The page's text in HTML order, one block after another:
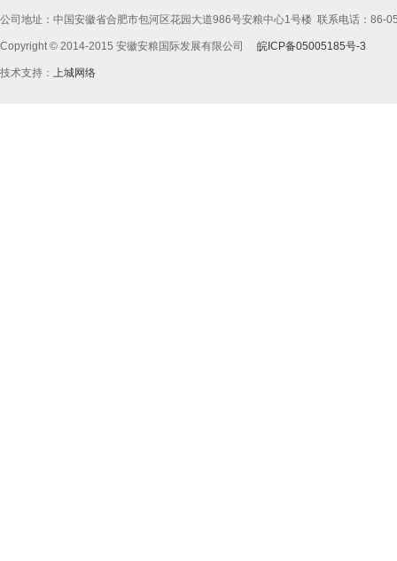
公司地址：中国安徽省合肥市包河区花园大道986号安粮中心1号楼 联系电话：86-
Copyright © 2014-2015 安徽安粮国际发展有限公司 皖ICP备05005185号-3
技术支持： 上城网络